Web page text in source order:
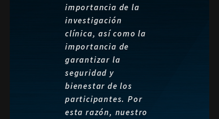
importancia de la
investigación
clínica, así como la
importancia de
garantizar la
seguridad y
bienestar de los
participantes. Por
esta razón, nuestro